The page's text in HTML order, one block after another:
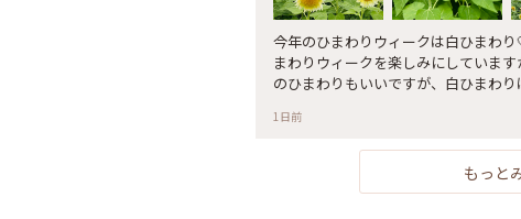
今年のひまわりウィークは白ひまわ
まわりウィークを楽しみにしていま
のひまわりもいいですが、白ひまわ
1日前
もっと